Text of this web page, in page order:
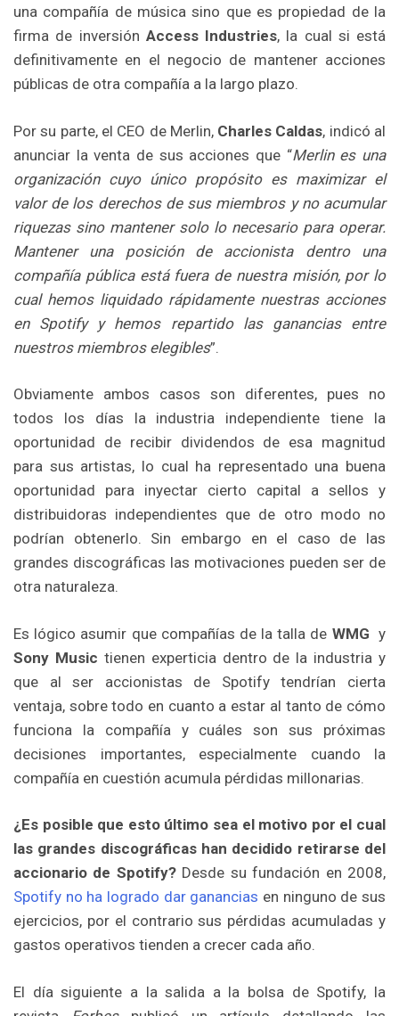
una compañía de música sino que es propiedad de la
firma de inversión Access Industries, la cual si está
definitivamente en el negocio de mantener acciones
públicas de otra compañía a la largo plazo.
Por su parte, el CEO de Merlin, Charles Caldas, indicó al
anunciar la venta de sus acciones que “Merlin es una
organización cuyo único propósito es maximizar el
valor de los derechos de sus miembros y no acumular
riquezas sino mantener solo lo necesario para operar.
Mantener una posición de accionista dentro una
compañía pública está fuera de nuestra misión, por lo
cual hemos liquidado rápidamente nuestras acciones
en Spotify y hemos repartido las ganancias entre
nuestros miembros elegibles”.
Obviamente ambos casos son diferentes, pues no
todos los días la industria independiente tiene la
oportunidad de recibir dividendos de esa magnitud
para sus artistas, lo cual ha representado una buena
oportunidad para inyectar cierto capital a sellos y
distribuidoras independientes que de otro modo no
podrían obtenerlo. Sin embargo en el caso de las
grandes discográficas las motivaciones pueden ser de
otra naturaleza.
Es lógico asumir que compañías de la talla de WMG y
Sony Music tienen experticia dentro de la industria y
que al ser accionistas de Spotify tendrían cierta
ventaja, sobre todo en cuanto a estar al tanto de cómo
funciona la compañía y cuáles son sus próximas
decisiones importantes, especialmente cuando la
compañía en cuestión acumula pérdidas millonarias.
¿Es posible que esto último sea el motivo por el cual
las grandes discográficas han decidido retirarse del
accionario de Spotify?Desde su fundación en 2008,
Spotify no ha logrado dar ganancias en ninguno de sus
ejercicios, por el contrario sus pérdidas acumuladas y
gastos operativos tienden a crecer cada año.
El día siguiente a la salida a la bolsa de Spotify, la